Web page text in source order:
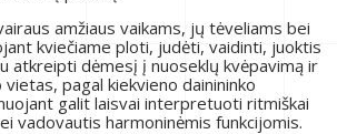
amžiaus vaikams, jų tėveliams bei
kviečiame ploti, judėti, vaidinti, juoktis
atkreipti dėmesį į nuoseklų kvėpavimą ir
pagal kiekvieno dainininko
galit laisvai interpretuoti ritmiškai
vadovautis harmoninėmis funkcijomis.